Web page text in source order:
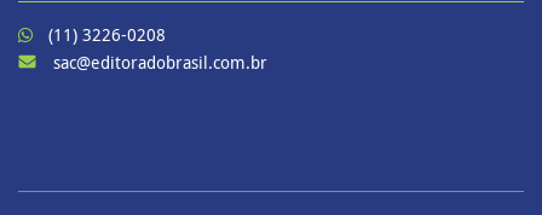
(11) 3226-0208
sac@editoradobrasil.com.br